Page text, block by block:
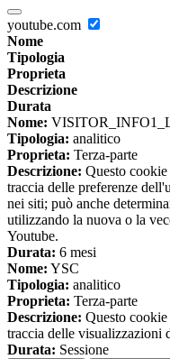
youtube.com
Nome
Tipologia
Proprieta
Descrizione
Durata
Nome:
Tipologia: analitico
Proprieta: Terza-parte
Descrizione: Questo cookie
traccia delle preferenze
nei siti; può anche
utilizzando la nuova o la
Youtube.
Durata: 6 mesi
Nome: YSC
Tipologia: analitico
Proprieta: Terza-parte
Descrizione: Questo cookie
traccia delle visualizzazioni
Durata: Sessione